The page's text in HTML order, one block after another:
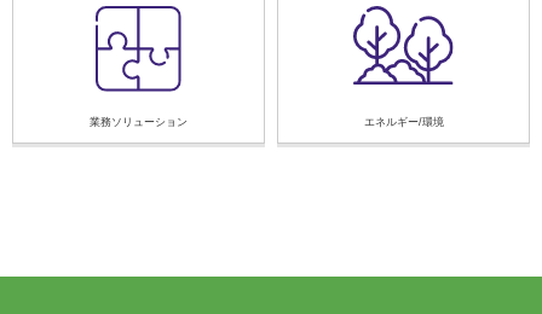
業務ソリューション エネルギー/環境